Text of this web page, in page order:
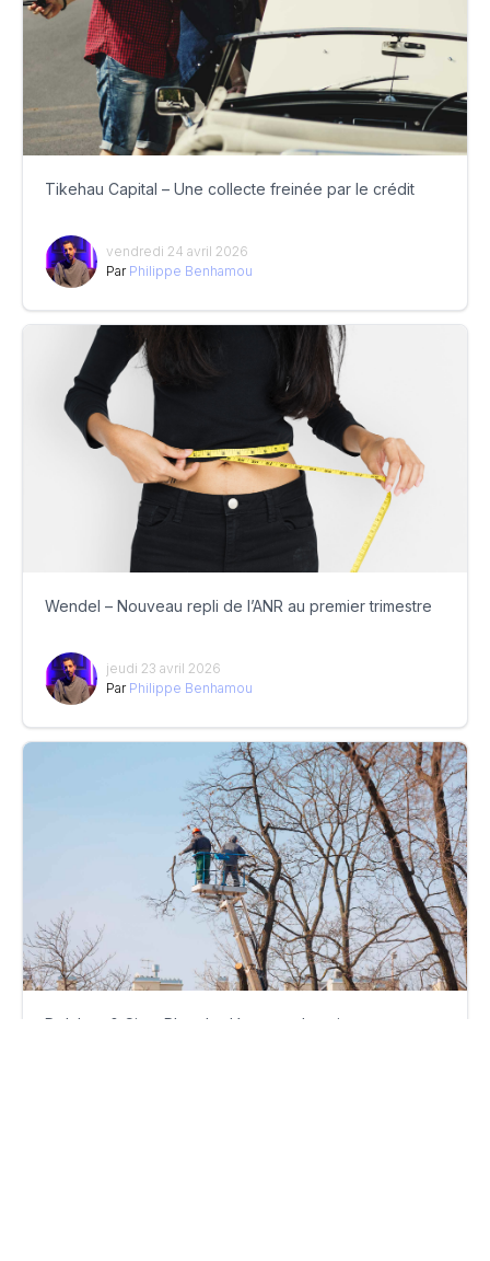
Tikehau Capital – Une collecte freinée par le crédit
vendredi 24 avril 2026
Par Philippe Benhamou
Wendel – Nouveau repli de l’ANR au premier trimestre
jeudi 23 avril 2026
Par Philippe Benhamou
Delubac & Cie – Plan de départs volontaires en vue